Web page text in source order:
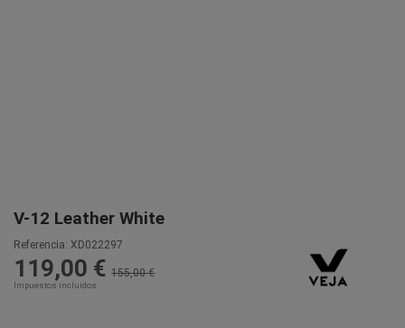
V-12 Leather White
Referencia: XD022297
119,00 € 155,00 €
Impuestos incluidos